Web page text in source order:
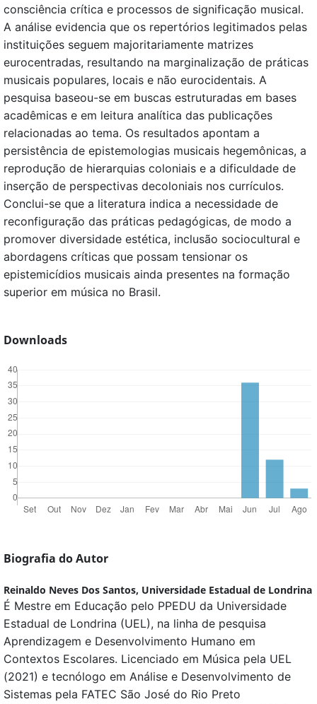
consciência crítica e processos de significação musical.
A análise evidencia que os repertórios legitimados pelas
instituições seguem majoritariamente matrizes
eurocentradas, resultando na marginalização de práticas
musicais populares, locais e não eurocidentais. A
pesquisa baseou-se em buscas estruturadas em bases
acadêmicas e em leitura analítica das publicações
relacionadas ao tema. Os resultados apontam a
persistência de epistemologias musicais hegemônicas, a
reprodução de hierarquias coloniais e a dificuldade de
inserção de perspectivas decoloniais nos currículos.
Conclui-se que a literatura indica a necessidade de
reconfiguração das práticas pedagógicas, de modo a
promover diversidade estética, inclusão sociocultural e
abordagens críticas que possam tensionar os
epistemicídios musicais ainda presentes na formação
superior em música no Brasil.
Downloads
Biografia do Autor
Reinaldo Neves Dos Santos, Universidade Estadual de Londrina
É Mestre em Educação pelo PPEDU da Universidade
Estadual de Londrina (UEL), na linha de pesquisa
Aprendizagem e Desenvolvimento Humano em
Contextos Escolares. Licenciado em Música pela UEL
(2021) e tecnólogo em Análise e Desenvolvimento de
Sistemas pela FATEC São José do Rio Preto